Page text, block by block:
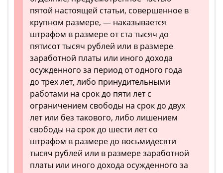
пятой настоящей статьи, совершенное в
крупном размере, — наказывается
штрафом в размере от ста тысяч до
пятисот тысяч рублей или в размере
заработной платы или иного дохода
осужденного за период от одного года
до трех лет, либо принудительными
работами на срок до пяти лет с
ограничением свободы на срок до двух
лет или без такового, либо лишением
свободы на срок до шести лет со
штрафом в размере до восьмидесяти
тысяч рублей или в размере заработной
платы или иного дохода осужденного за